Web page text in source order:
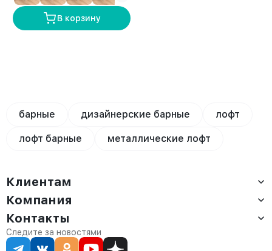
В корзину
барные дизайнерские барные лофт
лофт барные металлические лофт
Клиентам
Доставка
Оплата
Сервис
Статус заказа
Компания
О компании
Контакты
Партнёрам
Контакты
Отдел продаж:
8 (800) 234-22-62
Следите за новостями